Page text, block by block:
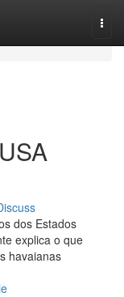
dos Estados
explica o que
havaianas